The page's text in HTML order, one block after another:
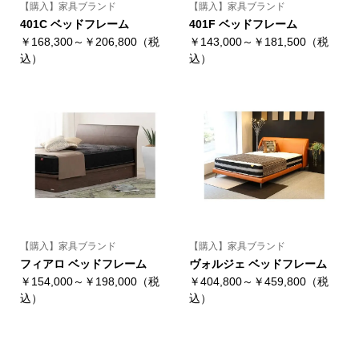
【購入】家具ブランド
401C ベッドフレーム
￥168,300～￥206,800（税
込）
【購入】家具ブランド
401F ベッドフレーム
￥143,000～￥181,500（税
込）
【購入】家具ブランド
フィアロ ベッドフレーム
￥154,000～￥198,000（税
込）
【購入】家具ブランド
ヴォルジェ ベッドフレーム
￥404,800～￥459,800（税
込）